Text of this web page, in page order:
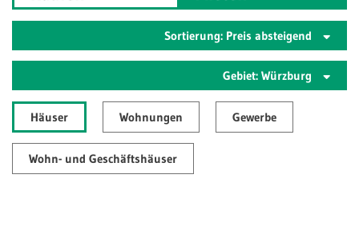
Sortierung: Preis absteigend
Gebiet: Würzburg
Häuser Wohnungen Gewerbe
Wohn- und Geschäftshäuser